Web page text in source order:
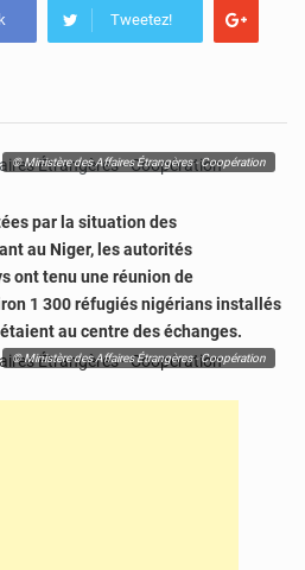
Tweetez!
© Ministère des Affaires Étrangères - Coopération
par la situation des
au Niger, les autorités
ont tenu une réunion de
1 300 réfugiés nigérians installés
au centre des échanges.
© Ministère des Affaires Étrangères - Coopération